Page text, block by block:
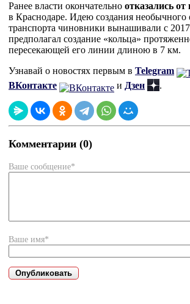
Ранее власти окончательно отказались
в Краснодаре. Идею создания необычного
транспорта чиновники вынашивали с
предполагал создание «кольца»
пересекающей его линии длиною в 7 км.
Узнавай о новостях первым в Telegram
ВКонтакте
и Дзен .
Комментарии (0)
Ваше сообщение*
Ваше имя*